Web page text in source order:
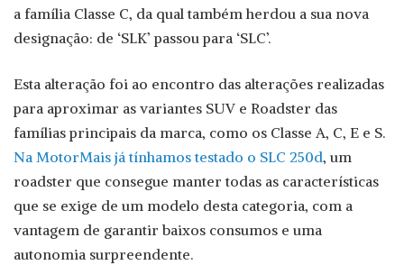
a família Classe C, da qual também herdou a sua nova
designação: de ‘SLK’ passou para ‘SLC’.
Esta alteração foi ao encontro das alterações realizadas
para aproximar as variantes SUV e Roadster das
famílias principais da marca, como os Classe A, C, E e S.
Na MotorMais já tínhamos testado o SLC 250d, um
roadster que consegue manter todas as características
que se exige de um modelo desta categoria, com a
vantagem de garantir baixos consumos e uma
autonomia surpreendente.